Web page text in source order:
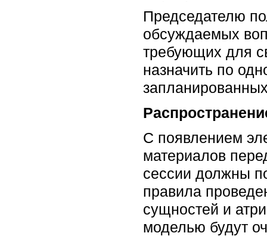
Председателю
обсуждаемых
требующих для
назначить по
С появлением
материалов
сессии должны
правила
сущностей и
моделью будут